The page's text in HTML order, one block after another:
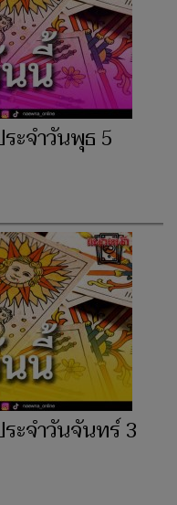
ะจำวัน​พุธ 5
ะจำวันจันทร์ 3